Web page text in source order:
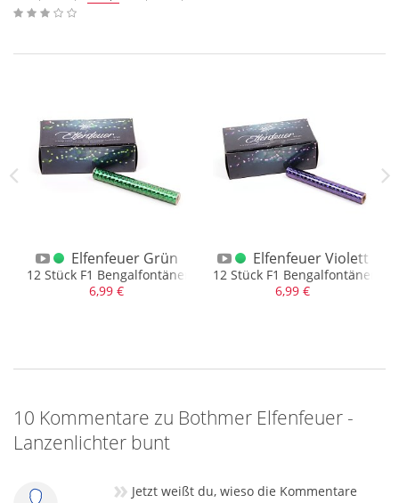
Elfenfeuer Grün
12 Stück F1 Bengalfontänen
6,99 €
Elfenfeuer Violett
12 Stück F1 Bengalfontänen
6,99 €
10 Kommentare zu Bothmer Elfenfeuer -
Lanzenlichter bunt
» Jetzt weißt du, wieso die Kommentare